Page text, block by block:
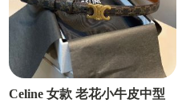
Celine 女款 老花小牛皮中型